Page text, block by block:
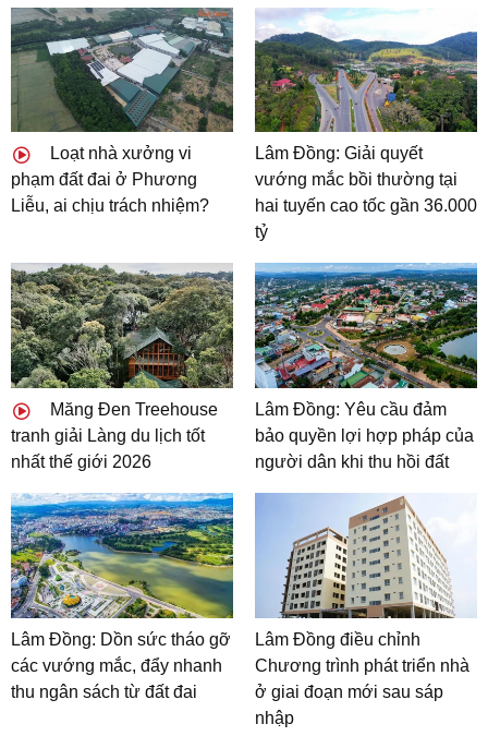
Loạt nhà xưởng vi
phạm đất đai ở Phương
Liễu, ai chịu trách nhiệm?
Lâm Đồng: Giải quyết
vướng mắc bồi thường tại
hai tuyến cao tốc gần 36.000
tỷ
Măng Đen Treehouse
tranh giải Làng du lịch tốt
nhất thế giới 2026
Lâm Đồng: Yêu cầu đảm
bảo quyền lợi hợp pháp của
người dân khi thu hồi đất
Lâm Đồng: Dồn sức tháo gỡ
các vướng mắc, đẩy nhanh
thu ngân sách từ đất đai
Lâm Đồng điều chỉnh
Chương trình phát triển nhà
ở giai đoạn mới sau sáp
nhập